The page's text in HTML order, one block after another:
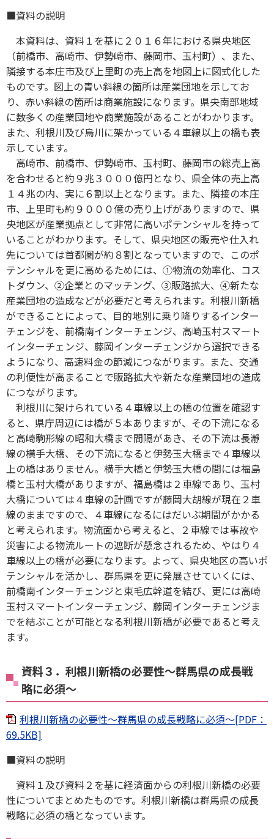
■資料の説明
本資料は、資料１を基に２０１６年における県央地区
（前橋市、高崎市、伊勢崎市、藤岡市、玉村町）、また、
隣接する本庄市及び上里町の売上高を地図上に図式化した
ものです。図上の青い斜線の箇所は産業団地を示してお
り、赤い斜線の箇所は商業施設になります。県央南部地域
に数多くの産業団地や商業施設があることがわかります。
また、利根川及び烏川に架かっている４車線以上の橋も表
示しています。
高崎市、前橋市、伊勢崎市、玉村町、藤岡市の総売上高
を合わせると約９兆３０００億円となり、県全体の売上高
１４兆の内、実に６割以上となります。また、隣接の本庄
市、上里町も約９０００億の売り上げがありますので、県
央地区が産業拠点として非常に高いポテンシャルを持って
いることがわかります。そして、県央地区の販売や仕入れ
先については首都圏が約８割となっていますので、このポ
テンシャルを更に高めるためには、①物流の効率化、コス
トダウン、②企業とのマッチング、③販路拡大、④新たな
産業団地の造成などが必要だと考えられます。利根川新橋
ができることによって、目的地別に乗り降りするインター
チェンジを、前橋南インターチェンジ、高崎玉村スマート
インターチェンジ、藤岡インターチェンジから選択できる
ようになり、高速料金の節減につながります。また、交通
の利便性が高まることで販路拡大や新たな産業団地の造成
につながります。
利根川に架けられている４車線以上の橋の位置を確認す
ると、県庁周辺には橋が５本ありますが、その下流になる
と高崎駒形線の昭和大橋まで間隔があき、その下流は長瀞
線の横手大橋、その下流になると伊勢玉大橋まで４車線以
上の橋はありません。横手大橋と伊勢玉大橋の間には福島
橋と玉村大橋がありますが、福島橋は２車線であり、玉村
大橋については４車線の計画ですが藤岡大胡線が現在２車
線のままですので、４車線になるにはだいぶ期間がかかる
と考えられます。物流面から考えると、２車線では事故や
災害による物流ルートの遮断が懸念されるため、やはり４
車線以上の橋が必要になります。よって、県央地区の高いポ
テンシャルを活かし、群馬県を更に発展させていくには、
前橋南インターチェンジと東毛広幹道を結び、更には高崎
玉村スマートインターチェンジ、藤岡インターチェンジま
でを結ぶことが可能となる利根川新橋が必要であると考え
ます。
資料３．利根川新橋の必要性～群馬県の成長戦
略に必須～
利根川新橋の必要性～群馬県の成長戦略に必須～[PDF：
69.5KB]
■資料の説明
資料１及び資料２を基に経済面からの利根川新橋の必要
性についてまとめたものです。利根川新橋は群馬県の成長
戦略に必須の橋となっています。